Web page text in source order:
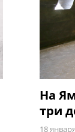
На
три
18